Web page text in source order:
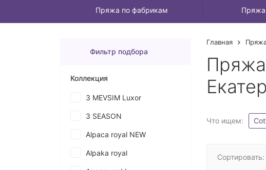
Пряжа по фабрикам Пряжа
Главная
Что ищем:
Сортировать:
Фильтр подбора
Коллекция
3 MEVSIM Luxor
3 SEASON
Alpaca royal NEW
Alpaka royal